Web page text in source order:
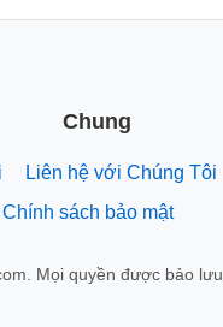
Chung
Liên hệ với Chúng Tôi
Chính sách bảo mật
Mọi quyền được bảo lưu.